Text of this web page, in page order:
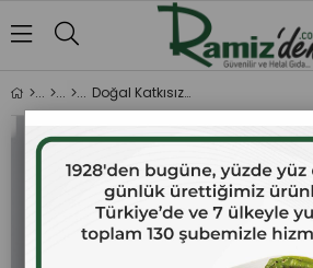
Doğal Katkısız Süt Reçeli 380 gr.